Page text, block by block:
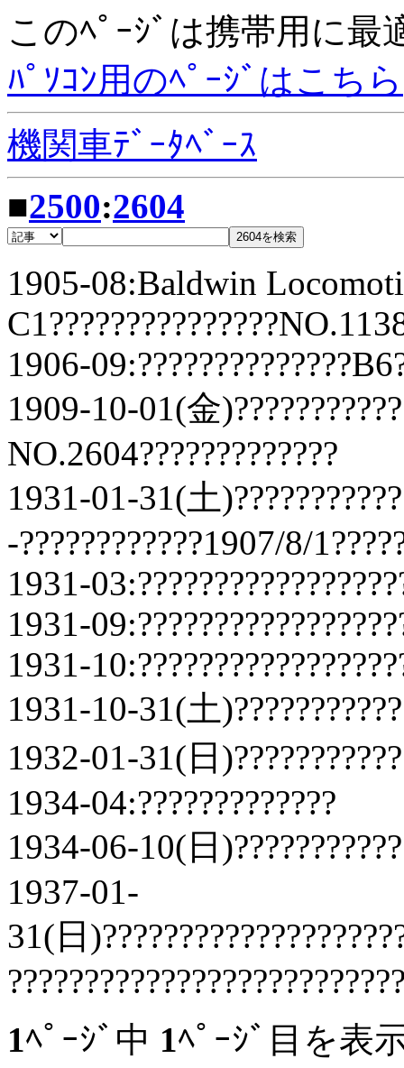
このﾍﾟｰｼﾞは携帯用に最
ﾊﾟｿｺﾝ用のﾍﾟｰｼﾞはこちら
機関車ﾃﾞｰﾀﾍﾞｰｽ
■2500:2604
1905-08:Baldwin
1906-
1909-10-01(金
NO.2604?????????????
1931-01-31(土
-????????????1907/8/
1931-
1931-
1931-
1931-10-31(土
1932-01-31(日
1934-04:?????????????
1934-06-10(日
1937-01-
31(日
1ﾍﾟｰｼﾞ中 1ﾍﾟｰｼﾞ目を表